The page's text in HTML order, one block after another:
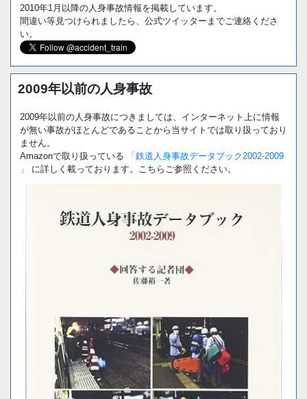
2010年1月以降の人身事故情報を掲載しています。
間違い等見つけられましたら、公式ツイッターまでご連絡くださ
い。
2009年以前の人身事故
2009年以前の人身事故につきましては、インターネット上に情報
が無い事故がほとんどであることから当サイトでは取り扱っており
ません。
Amazonで取り扱っている
「鉄道人身事故データブック2002-2009
」
に詳しく載っております。こちらご参照ください。